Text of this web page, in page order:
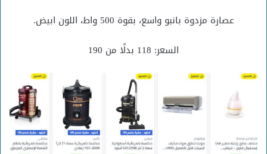
عصارة مزدوة بانبو واسع، بقوة 500 واط، اللون ابيض.
السعر: 118 بدلًا من 190